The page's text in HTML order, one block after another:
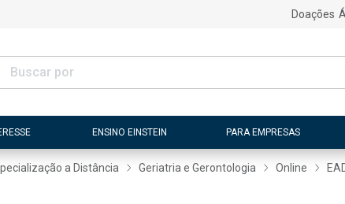
Doações
ENSINO EINSTEIN PARA EMPRESAS
a Distância Geriatria e Gerontologia Online